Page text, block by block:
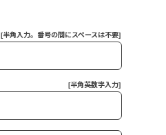
[半角入力。番号の間にスペースは不要]
[半角英数字入力]